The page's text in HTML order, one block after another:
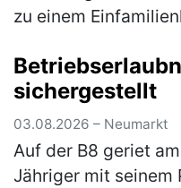
zu einem
über den Besuch
sichergestellt
03.08.2026 – Neumarkt
Auf der B8 geriet
Jähriger mit seinem